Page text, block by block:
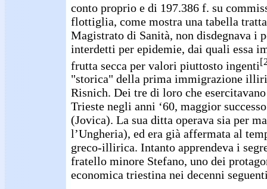
conto proprio e di 197.386 f. su
flottiglia, come mostra una tabella
Magistrato di Sanità, non disdegnava i
interdetti per epidemie, dai quali essa
frutta secca per valori piuttosto ingenti
"storica" della prima immigrazione
Risnich. Dei tre di loro che
Trieste negli anni ‘60, maggior
(Jovica). La sua ditta operava sia per
l’Ungheria), ed era già affermata al
greco-illirica. Intanto apprendeva i
fratello minore Stefano, uno dei
economica triestina nei decenni